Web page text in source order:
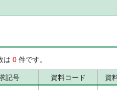
は 0 件です。
記号 資料コード 資